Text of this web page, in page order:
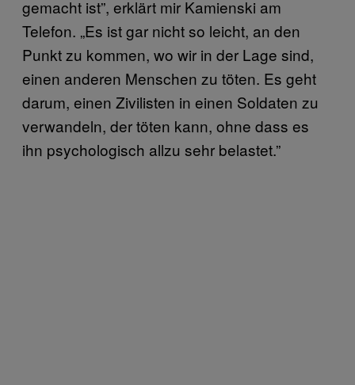
gemacht ist”, erklärt mir Kamienski am
Telefon. „Es ist gar nicht so leicht, an den
Punkt zu kommen, wo wir in der Lage sind,
einen anderen Menschen zu töten. Es geht
darum, einen Zivilisten in einen Soldaten zu
verwandeln, der töten kann, ohne dass es
ihn psychologisch allzu sehr belastet.”